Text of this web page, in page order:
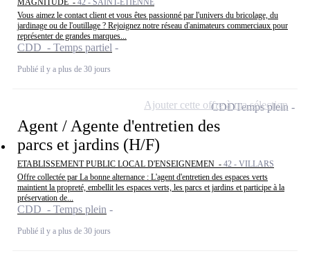
MAGNITUDE - 42 - SAINT-ÉTIENNE
Vous aimez le contact client et vous êtes passionné par l'univers du bricolage, du
jardinage ou de l'outillage ? Rejoignez notre réseau d'animateurs commerciaux pour
représenter de grandes marques...
CDD - Temps partiel
Publié il y a plus de 30 jours
Agent / Agente d'entretien des
parcs et jardins (H/F)
ETABLISSEMENT PUBLIC LOCAL D'ENSEIGNEMEN - 42 - VILLARS
Offre collectée par La bonne alternance : L'agent d'entretien des espaces verts
maintient la propreté, embellit les espaces verts, les parcs et jardins et participe à la
préservation de...
CDD - Temps plein
Publié il y a plus de 30 jours
CDDTemps plein
Ajouter cette offre à ma sélection